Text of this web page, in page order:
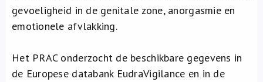
gevoeligheid in de genitale zone, anorgasmie en
emotionele afvlakking.
Het PRAC onderzocht de beschikbare gegevens in
de Europese databank EudraVigilance en in de